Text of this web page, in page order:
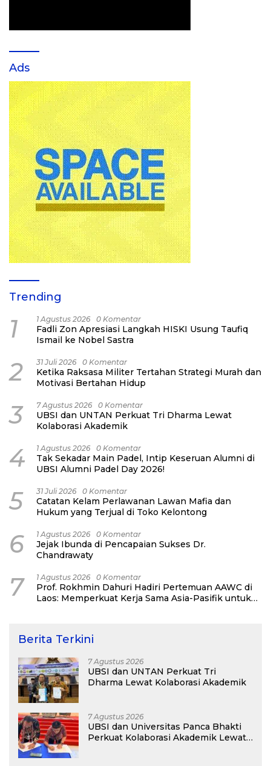
Ads
Trending
1 1 Agustus 2026 0 Komentar
Fadli Zon Apresiasi Langkah HISKI Usung Taufiq
Ismail ke Nobel Sastra
2 31 Juli 2026 0 Komentar
Ketika Raksasa Militer Tertahan Strategi Murah dan
Motivasi Bertahan Hidup
3 7 Agustus 2026 0 Komentar
UBSI dan UNTAN Perkuat Tri Dharma Lewat
Kolaborasi Akademik
4 1 Agustus 2026 0 Komentar
Tak Sekadar Main Padel, Intip Keseruan Alumni di
UBSI Alumni Padel Day 2026!
5 31 Juli 2026 0 Komentar
Catatan Kelam Perlawanan Lawan Mafia dan
Hukum yang Terjual di Toko Kelontong
6 1 Agustus 2026 0 Komentar
Jejak Ibunda di Pencapaian Sukses Dr.
Chandrawaty
7 1 Agustus 2026 0 Komentar
Prof. Rokhmin Dahuri Hadiri Pertemuan AAWC di
Laos: Memperkuat Kerja Sama Asia-Pasifik untuk
Berita Terkini
7 Agustus 2026
UBSI dan UNTAN Perkuat Tri
Dharma Lewat Kolaborasi Akademik
7 Agustus 2026
UBSI dan Universitas Panca Bhakti
Perkuat Kolaborasi Akademik Lewat